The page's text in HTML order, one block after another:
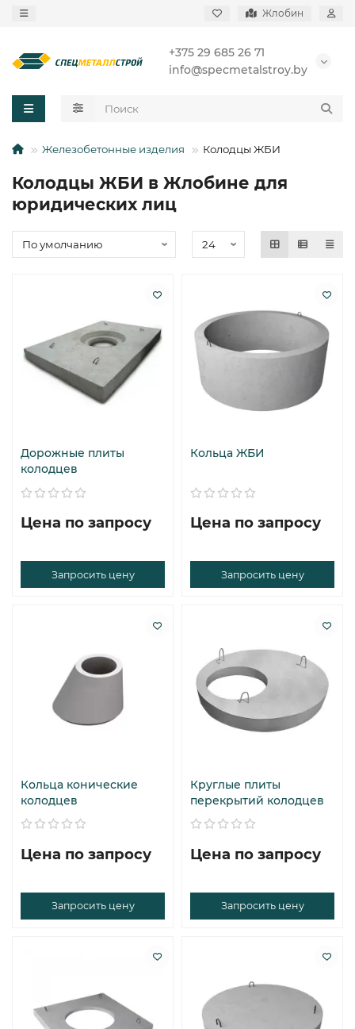
Жлобин
+375 29 685 26 71
info@specmetalstroy.by
Железобетонные изделия Колодцы ЖБИ
Колодцы ЖБИ в Жлобине для
юридических лиц
Дорожные плиты
колодцев
Цена по запросу
Запросить цену
Кольца ЖБИ
Цена по запросу
Запросить цену
Кольца конические
колодцев
Цена по запросу
Запросить цену
Круглые плиты
перекрытий колодцев
Цена по запросу
Запросить цену